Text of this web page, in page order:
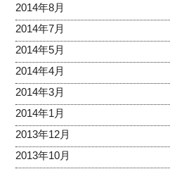
2014年8月
2014年7月
2014年5月
2014年4月
2014年3月
2014年1月
2013年12月
2013年10月